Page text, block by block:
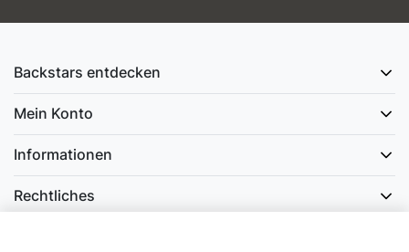
Backstars entdecken
Mein Konto
Informationen
Rechtliches